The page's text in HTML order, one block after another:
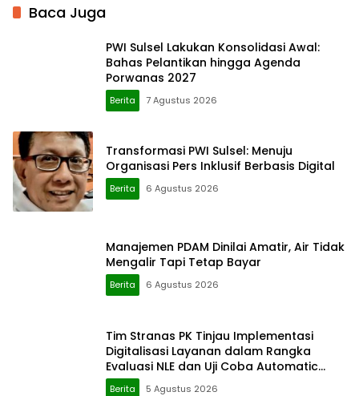
Baca Juga
PWI Sulsel Lakukan Konsolidasi Awal:
Bahas Pelantikan hingga Agenda
Porwanas 2027
Berita 7 Agustus 2026
Transformasi PWI Sulsel: Menuju
Organisasi Pers Inklusif Berbasis Digital
Berita 6 Agustus 2026
Manajemen PDAM Dinilai Amatir, Air Tidak
Mengalir Tapi Tetap Bayar
Berita 6 Agustus 2026
Tim Stranas PK Tinjau Implementasi
Digitalisasi Layanan dalam Rangka
Evaluasi NLE dan Uji Coba Automatic
Approval SPOG
Berita 5 Agustus 2026